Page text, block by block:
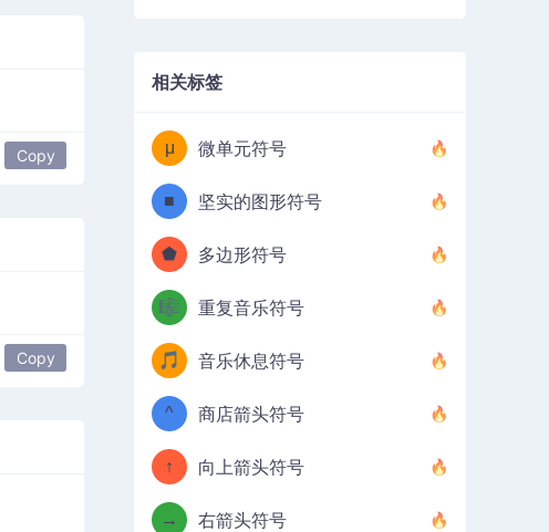
Copy
Copy
相关标签
μ 微单元符号
■ 坚实的图形符号
⬟ 多边形符号
🎼 重复音乐符号
🎵 音乐休息符号
^ 商店箭头符号
↑ 向上箭头符号
→ 右箭头符号